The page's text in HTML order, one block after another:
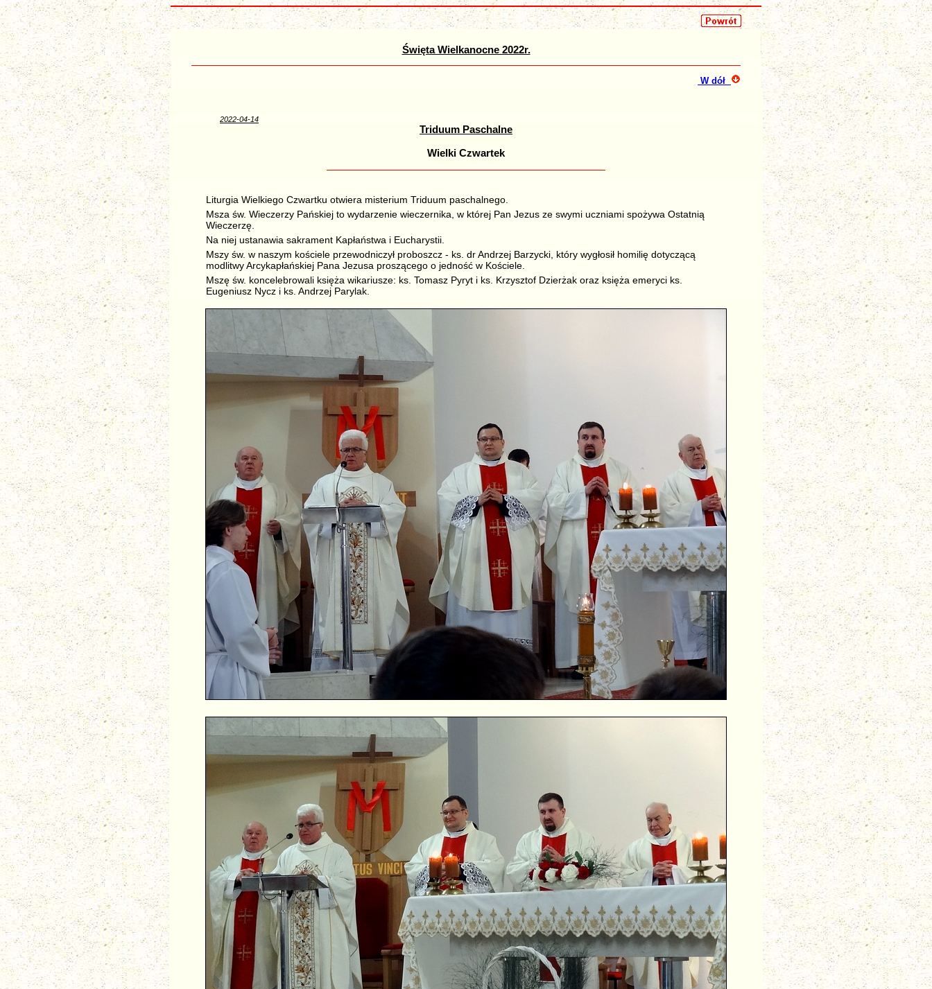
Święta Wielkanocne 2022r.
W dół
2022-04-14
Triduum Paschalne
Wielki Czwartek
Liturgia Wielkiego Czwartku otwiera misterium Triduum paschalnego.
Msza św. Wieczerzy Pańskiej to wydarzenie wieczernika, w której Pan Jezus ze swymi uczniami spożywa Ostatnią
Wieczerzę.
Na niej ustanawia sakrament Kapłaństwa i Eucharystii.
Mszy św. w naszym kościele przewodniczył proboszcz - ks. dr Andrzej Barzycki, który wygłosił homilię dotyczącą
modlitwy Arcykapłańskiej Pana Jezusa proszącego o jedność w Kościele.
Mszę św. koncelebrowali księża wikariusze: ks. Tomasz Pyryt i ks. Krzysztof Dzierżak oraz księża emeryci ks.
Eugeniusz Nycz i ks. Andrzej Parylak.